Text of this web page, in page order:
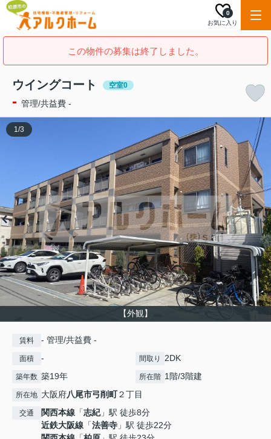
お気に入り
0
この物件の募集は終了しました。
ウイングコート 空室0
- 管理/共益費 -
【外観】
1/3
賃料 - 管理/共益費 -
面積 - 間取り 2DK
築年数 築19年 所在階 1階/3階建
所在地 大阪府八尾市弓削町２丁目
交通 関西本線 「志紀」駅 徒歩8分
近鉄大阪線 「法善寺 」駅 徒歩22分